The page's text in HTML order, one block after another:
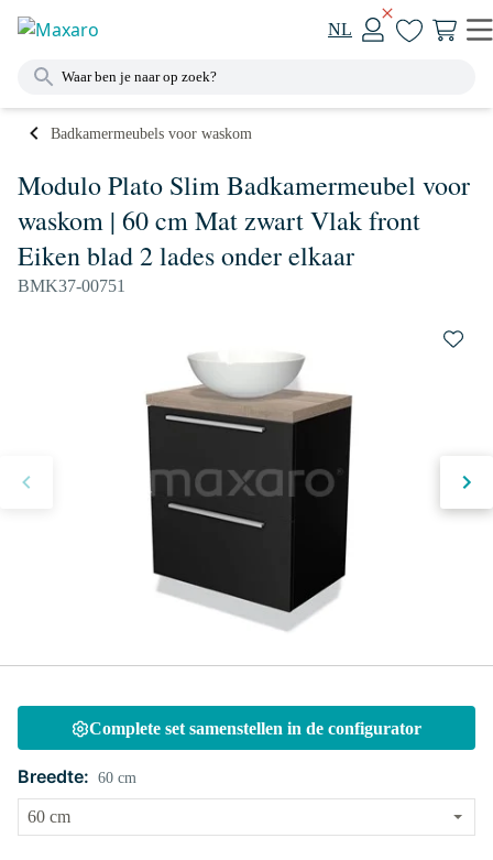
NL
Badkamermeubels voor waskom
Modulo Plato Slim Badkamermeubel voor
waskom | 60 cm Mat zwart Vlak front
Eiken blad 2 lades onder elkaar
BMK37-00751
Complete set samenstellen in de configurator
Breedte: 60 cm